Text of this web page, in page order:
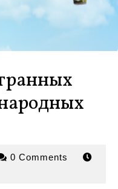
0 Comments